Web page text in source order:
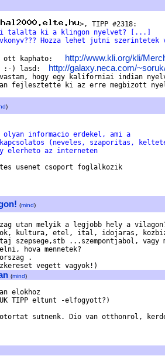
talalta ki a klingon nyelvet? [...]
Hozza lehet jutni
ott kaphato: http://www.kli.org/kli/
:-) lasd: http://galaxy.neca.com/
hogy egy kaliforniai indian
fejlesztette ki az erre megbizott
)
olyan informacio erdekel, ami a
(neveles, szaporitas,
elerheto az interneten
usenet csoport foglalkozik
(mind)
utan melyik a legjobb hely a
kultura, etel, ital, idojaras,
szepsege,stb ...szempontjabol, vagy
hova mennetek?
.
(mind)
elokhoz
TIPP eltunt -elfogyott?)
sutnenk. Dio van otthonrol,